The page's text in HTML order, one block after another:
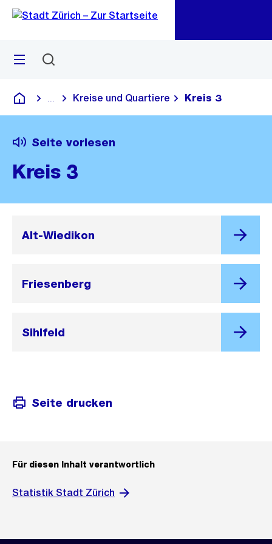
Navigation
Sprunglink
Menü
Deutsch
Blende alle Breadcrumbs ein
Kreise und Quartiere Kreis 3
Seite vorlesen
Kreis 3
Alt-Wiedikon
Friesenberg
Sihlfeld
Seite drucken
Für diesen Inhalt verantwortlich
Statistik Stadt Zürich